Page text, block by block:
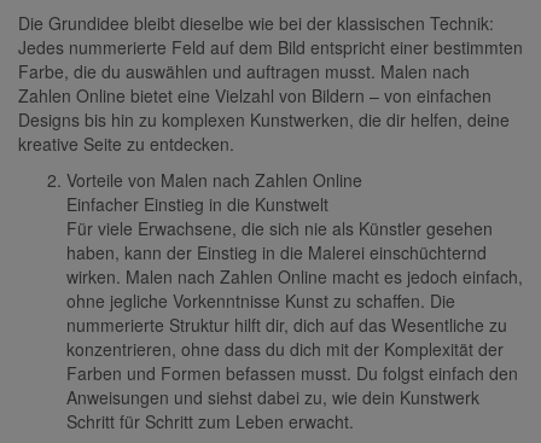
Die Grundidee bleibt dieselbe wie bei der klassischen Technik:
Jedes nummerierte Feld auf dem Bild entspricht einer bestimmten
Farbe, die du auswählen und auftragen musst. Malen nach
Zahlen Online bietet eine Vielzahl von Bildern – von einfachen
Designs bis hin zu komplexen Kunstwerken, die dir helfen, deine
kreative Seite zu entdecken.
Vorteile von Malen nach Zahlen Online
Einfacher Einstieg in die Kunstwelt
Für viele Erwachsene, die sich nie als Künstler gesehen
haben, kann der Einstieg in die Malerei einschüchternd
wirken. Malen nach Zahlen Online macht es jedoch einfach,
ohne jegliche Vorkenntnisse Kunst zu schaffen. Die
nummerierte Struktur hilft dir, dich auf das Wesentliche zu
konzentrieren, ohne dass du dich mit der Komplexität der
Farben und Formen befassen musst. Du folgst einfach den
Anweisungen und siehst dabei zu, wie dein Kunstwerk
Schritt für Schritt zum Leben erwacht.